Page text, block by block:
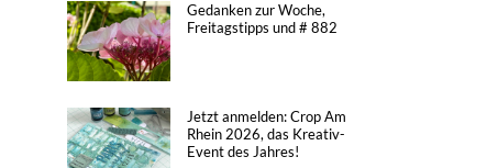
Gedanken zur Woche,
Freitagstipps und # 882
Jetzt anmelden: Crop Am
Rhein 2026, das Kreativ-
Event des Jahres!